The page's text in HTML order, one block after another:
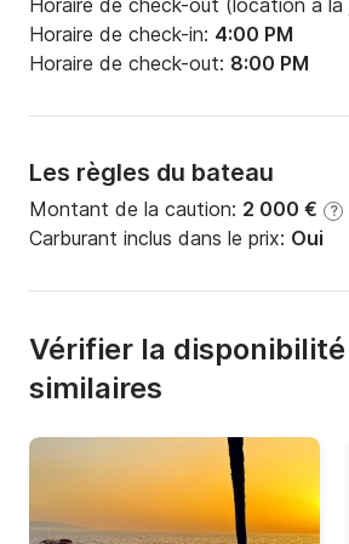
Horaire de check-out (location à la
Horaire de check-in: 4:00 PM
Horaire de check-out: 8:00 PM
Les règles du bateau
Montant de la caution: 2 000 € ?
Carburant inclus dans le prix: Oui
Vérifier la
similaires